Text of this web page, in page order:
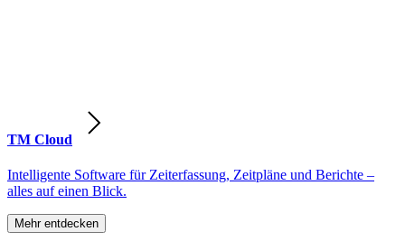
TM Cloud
Intelligente Software für Zeiterfassung, Zeitpläne und Berichte –
alles auf einen Blick.
Mehr entdecken